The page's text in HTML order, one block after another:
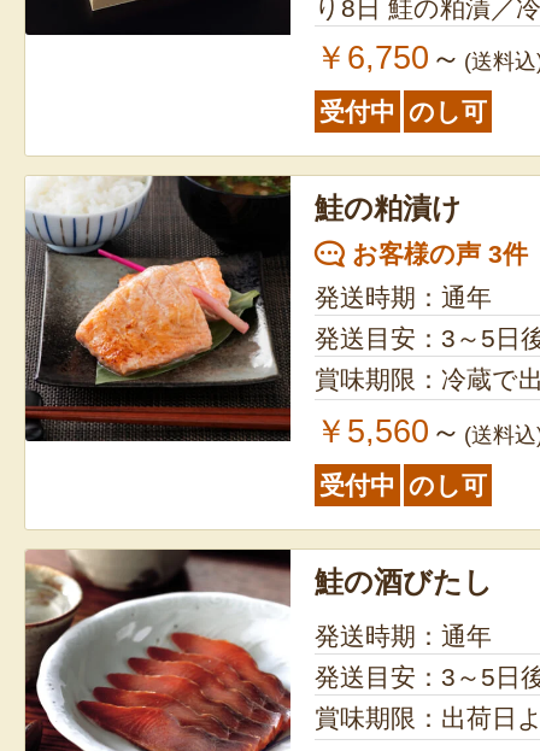
り8日 鮭の粕漬／冷蔵で出荷日より8日
鮭のこうじ漬／冷
の酒びたし／常温
茶漬／冷蔵で出荷日よ
￥6,750 ～ (送料
受付中 のし可
鮭の粕漬け
お客様の声 3件
発送時期：通年
発送目安：3～5日
賞味期限：冷蔵で
￥5,560 ～ (送料
受付中 のし可
鮭の酒びたし
発送時期：通年
発送目安：3～5日
賞味期限：出荷日